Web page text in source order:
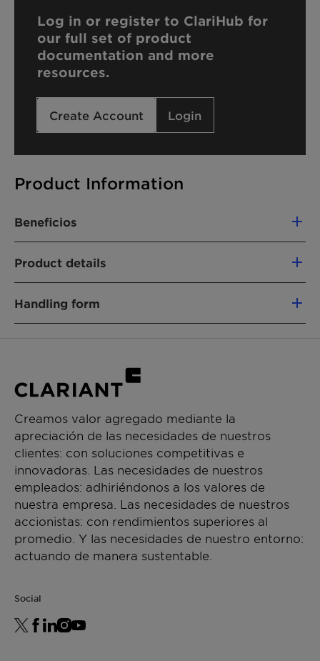
Product Information
Beneficios
Product details
Traditional surfactants (anionic)
Ethercarboxylates
APLICACIONES
Hand dishwashing
Hard surface cleaning
Industrial & Institutional
Toilet Care
Handling form
Log in or register to ClariHub for
our full set of product
documentation and more
resources.
Create Account Login
Creamos valor agregado mediante la
apreciación de las necesidades de nuestros
clientes: con soluciones competitivas e
innovadoras. Las necesidades de nuestros
empleados: adhiriéndonos a los valores de
nuestra empresa. Las necesidades de nuestros
accionistas: con rendimientos superiores al
promedio. Y las necesidades de nuestro entorno:
actuando de manera sustentable.
Social